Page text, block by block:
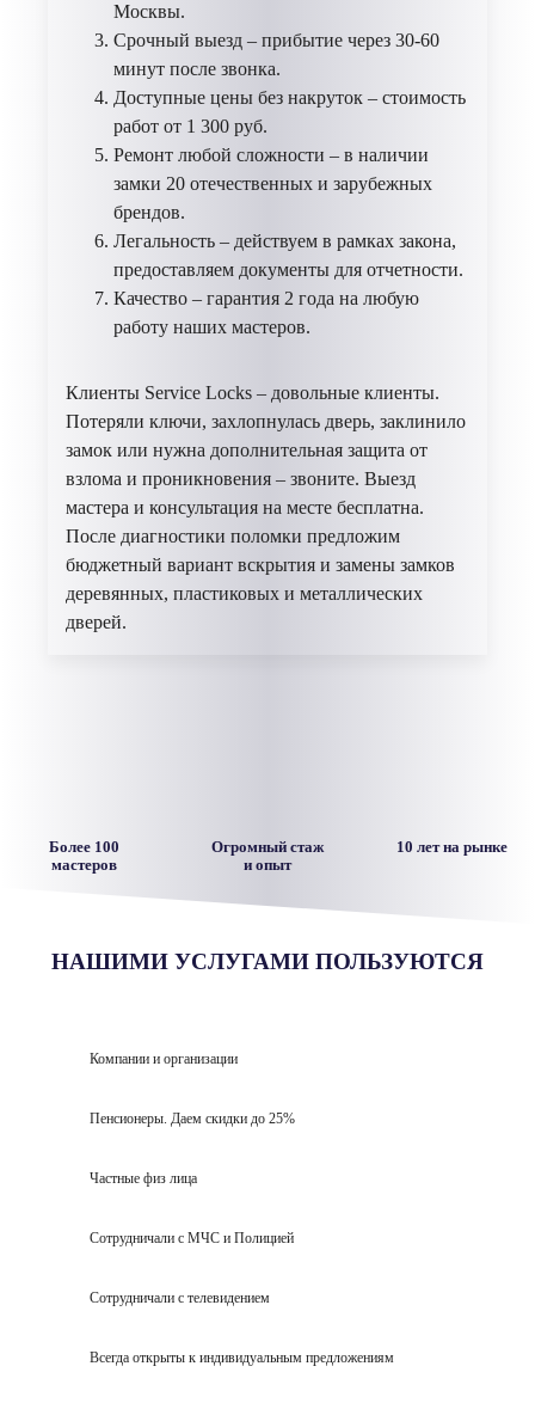
Москвы.
Срочный выезд – прибытие через 30-60
минут после звонка.
Доступные цены без накруток – стоимость
работ от 1 300 руб.
Ремонт любой сложности – в наличии
замки 20 отечественных и зарубежных
брендов.
Легальность – действуем в рамках закона,
предоставляем документы для отчетности.
Качество – гарантия 2 года на любую
работу наших мастеров.
Клиенты Service Locks – довольные клиенты.
Потеряли ключи, захлопнулась дверь, заклинило
замок или нужна дополнительная защита от
взлома и проникновения – звоните. Выезд
мастера и консультация на месте бесплатна.
После диагностики поломки предложим
бюджетный вариант вскрытия и замены замков
деревянных, пластиковых и металлических
дверей.
Более 100
мастеров
Огромный стаж
и опыт
10 лет на рынке
НАШИМИ УСЛУГАМИ ПОЛЬЗУЮТСЯ
Компании и организации
Пенсионеры. Даем скидки до 25%
Частные физ лица
Сотрудничали с МЧС и Полицией
Сотрудничали с телевидением
Всегда открыты к индивидуальным предложениям